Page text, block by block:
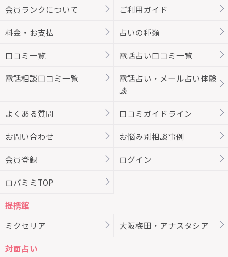
会員ランクについて ご利用ガイド
料金・お支払 占いの種類
口コミ一覧 電話占い口コミ一覧
電話相談口コミ一覧
電話占い・メール占い体験
談
よくある質問 口コミガイドライン
お問い合わせ お悩み別相談事例
会員登録 ログイン
ロバミミTOP
提携館
ミクセリア
大阪梅田・アナスタシア
対面占い